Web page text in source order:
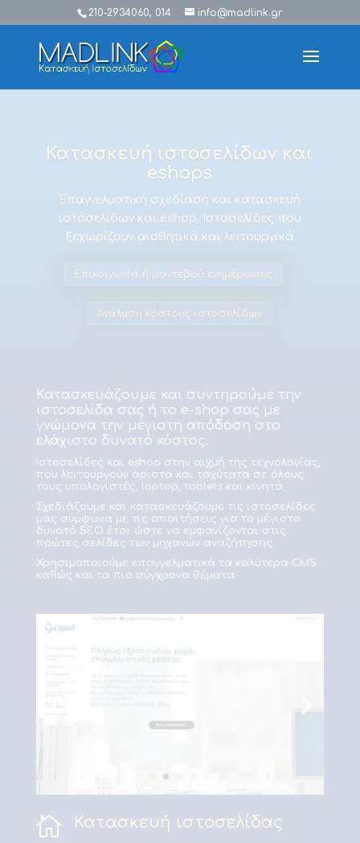
210-2934060, 014 info@madlink.gr
Κατασκευή ιστοσελίδων και
eshops
Επαγγελματική σχεδίαση και κατασκευή
ιστοσελίδων και eshop. Ιστοσελίδες που
ξεχωρίζουν αισθητικά και λειτουργικά
Επικοινωνία ή ραντεβού ενημέρωσης
Ανάλυση κόστους ιστοσελίδων
Κατασκευάζουμε και συντηρούμε την
ιστοσελίδα σας ή το e-shop σας με
γνώμονα την μέγιστη απόδοση στο
ελάχιστο δυνατό κόστος.
Ιστοσελίδες και eshop στην αιχμή της τεχνολογίας,
που λειτουργούν άριστα και ταχύτατα σε όλους
τους υπολογιστές, laptop, tablets και κινητά.
Σχεδιάζουμε και κατασκευάζουμε τις ιστοσελίδες
μας σύμφωνα με τις απαιτήσεις για το μέγιστο
δυνατό SEO έτσι ώστε να εμφανίζονται στις
πρώτες σελίδες των μηχανών αναζήτησης.
Χρησιμοποιούμε επαγγελματικά τα καλύτερα CMS
καθώς και τα πιο σύγχρονα θέματα.
 Κατασκευή ιστοσελίδας